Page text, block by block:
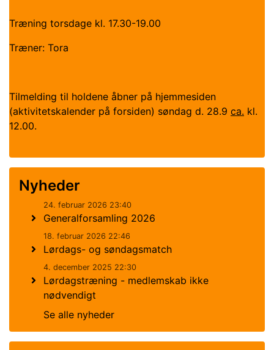
Træning torsdage kl. 17.30-19.00
Træner: Tora
Tilmelding til holdene åbner på hjemmesiden
(aktivitetskalender på forsiden) søndag d. 28.9 ca. kl.
12.00.
Nyheder
24. februar 2026 23:40
Generalforsamling 2026
18. februar 2026 22:46
Lørdags- og søndagsmatch
4. december 2025 22:30
Lørdagstræning - medlemskab ikke
nødvendigt
Se alle nyheder